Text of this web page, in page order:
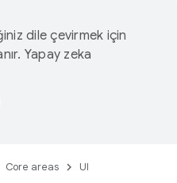
dile çevirmek için
Yapay zeka
Core areas
UI